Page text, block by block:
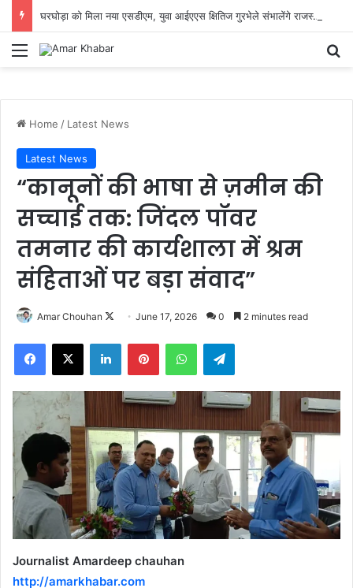
घरघोड़ा को मिला नया एसडीएम, युवा आईएएस क्षितिज गुरभेले संभालेंगे राजस्व प्रशासन की कमान
Menu
Home / Latest News
Latest News
“कानूनों की भाषा से ज़मीन की
सच्चाई तक: जिंदल पॉवर
तमनार की कार्यशाला में श्रम
संहिताओं पर बड़ा संवाद”
Amar Chouhan
FollowJune 17, 2026 0 2 minutes read
Facebook
X LinkedInPinterestWhatsAppTelegram
Journalist Amardeep chauhan
http://amarkhabar.com